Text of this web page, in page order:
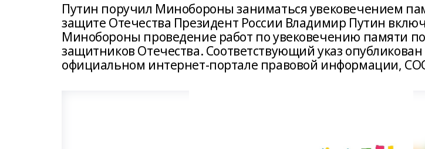
Путин поручил Минобороны заниматься увековечением
защите Отечества Президент России Владимир Путин
Минобороны проведение работ по увековечению памяти
защитников Отечества. Соответствующий указ опубликован
официальном интернет-портале правовой информации,